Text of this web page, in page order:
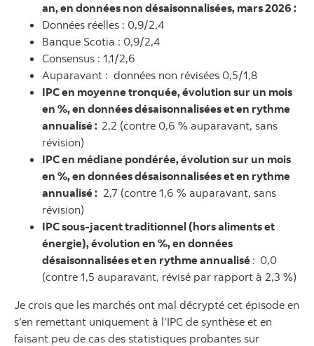
an, en données non désaisonnalisées, mars 2026 :
Données réelles : 0,9/2,4
Banque Scotia : 0,9/2,4
Consensus : 1,1/2,6
Auparavant : données non révisées 0,5/1,8
IPC en moyenne tronquée, évolution sur un mois
en %, en données désaisonnalisées et en rythme
annualisé : 2,2 (contre 0,6 % auparavant, sans
révision)
IPC en médiane pondérée, évolution sur un mois
en %, en données désaisonnalisées et en rythme
annualisé : 2,7 (contre 1,6 % auparavant, sans
révision)
IPC sous-jacent traditionnel (hors aliments et
énergie), évolution en %, en données
désaisonnalisées et en rythme annualisé : 0,0
(contre 1,5 auparavant, révisé par rapport à 2,3 %)
Je crois que les marchés ont mal décrypté cet épisode en
s’en remettant uniquement à l’IPC de synthèse et en
faisant peu de cas des statistiques probantes sur